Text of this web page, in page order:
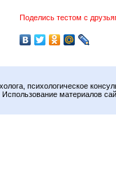
Поделись тестом с
психологическое
Использование материалов